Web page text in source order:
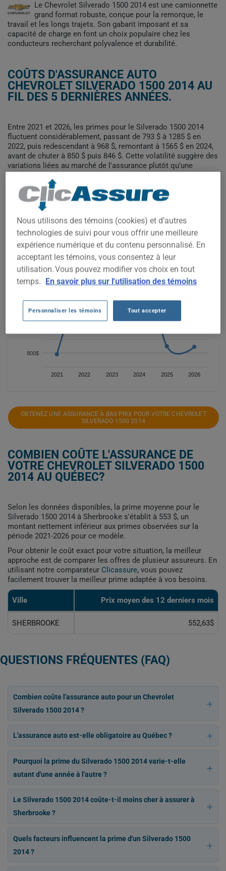
Le Chevrolet Silverado 1500 2014 est une camionnette
grand format robuste, conçue pour la remorque, le
travail et les longs trajets. Son gabarit imposant et sa
capacité de charge en font un choix populaire chez les
conducteurs recherchant polyvalence et durabilité.
COÛTS D'ASSURANCE AUTO
CHEVROLET SILVERADO 1500 2014 AU
FIL DES 5 DERNIÈRES ANNÉES.
Entre 2021 et 2026, les primes pour le Silverado 1500 2014
fluctuent considérablement, passant de 793 $ à 1285 $ en
2022, puis redescendant à 968 $, remontant à 1565 $ en 2024,
avant de chuter à 850 $ puis 846 $. Cette volatilité suggère des
variations liées au marché de l'assurance plutôt qu'une
tendance stable.
Pour trouver la meilleur assurance pour votre véhicule
CHEVROLET SILVERADO 1500 2014, il est plus important que
jamais de comparer les options disponibles.
2021 2022 2023 2024 2025 2026
800$
1 400$
1 600$
OBTENEZ UNE ASSURANCE À BAS PRIX POUR VOTRE CHEVROLET
SILVERADO 1500 2014
COMBIEN COÛTE L'ASSURANCE DE
VOTRE CHEVROLET SILVERADO 1500
2014 AU QUÉBEC?
Selon les données disponibles, la prime moyenne pour le
Silverado 1500 2014 à Sherbrooke s'établit à 553 $, un
montant nettement inférieur aux primes observées sur la
période 2021-2026 pour ce modèle.
Pour obtenir le coût exact pour votre situation, la meilleur
approche est de comparer les offres de plusieur assureurs. En
utilisant notre comparateur Clicassure, vous pouvez
facilement trouver la meilleur prime adaptée à vos besoins.
Ville Prix ​​moyen des 12 derniers mois
SHERBROOKE 552,63$
QUESTIONS FRÉQUENTES (FAQ)
Combien coûte l'assurance auto pour un Chevrolet
Silverado 1500 2014 ?
L'assurance auto est-elle obligatoire au Québec ?
Pourquoi la prime du Silverado 1500 2014 varie-t-elle
autant d'une année à l'autre ?
Le Silverado 1500 2014 coûte-t-il moins cher à assurer à
Sherbrooke ?
Quels facteurs influencent la prime d'un Silverado 1500
2014 ?
Nous utilisons des témoins (cookies) et d’autres
technologies de suivi pour vous offrir une meilleure
expérience numérique et du contenu personnalisé. En
acceptant les témoins, vous consentez à leur
utilisation. Vous pouvez modifier vos choix en tout
temps. En savoir plus sur l'utilisation des témoins
Personnaliser les témoins Tout accepter